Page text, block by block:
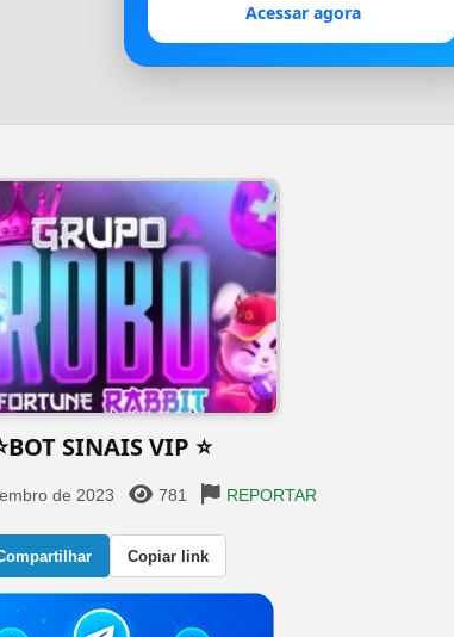
Acessar agora
SINAIS VIP ⭐
de 2023 781 REPORTAR
Copiar link